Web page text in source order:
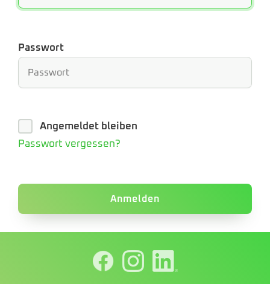
Passwort
Angemeldet bleiben
Passwort vergessen?
Anmelden